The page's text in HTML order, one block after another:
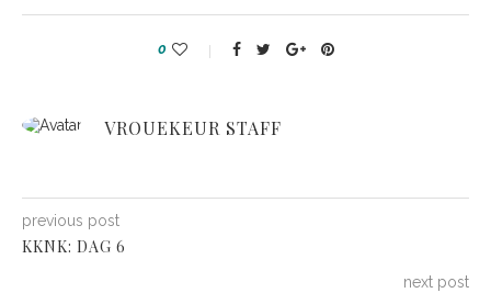
0
VROUEKEUR STAFF
previous post
KKNK: DAG 6
next post